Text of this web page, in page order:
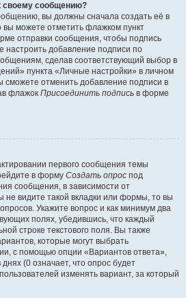
своему сообщению?
вы должны сначала создать её в
вы можете отметить флажком пункт
отправки сообщения, чтобы подпись
настроить добавление подписи по
сделав соответствующий выбор в
пункта «Личные настройки» в личном
сможете отменить добавление подписи в
флажок Присоединить подпись в форме
первого сообщения темы
в форму Создать опрос под
сообщения, в зависимости от
не видите такой вкладки или формы, то вы
Укажите вопрос и как минимум два
полях, убедившись, что каждый
строке текстового поля. Вы также
которые могут выбрать
с помощью опции «Вариантов ответа»,
(0 означает, что опрос будет
изменять вариант, за который